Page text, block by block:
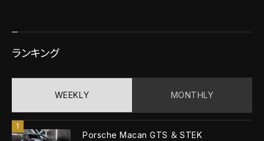
ランキング
WEEKLY MONTHLY
Porsche Macan GTS ＆ STEK